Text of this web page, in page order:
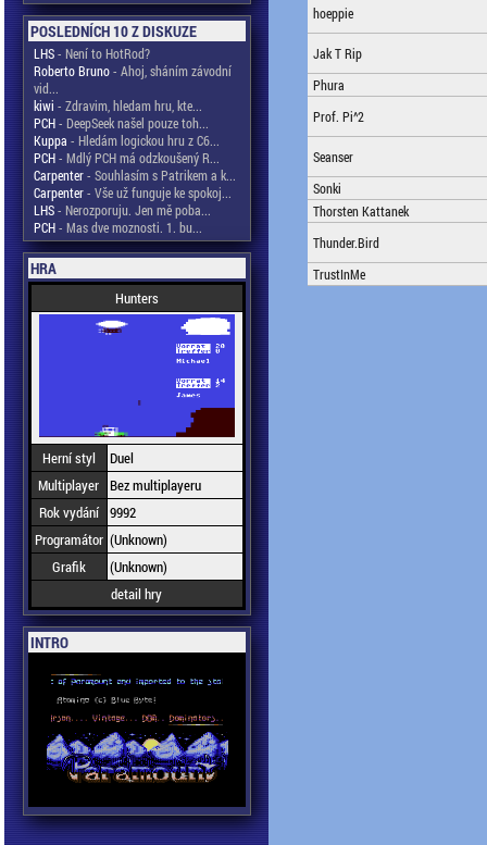
POSLEDNÍCH 10 Z DISKUZE
LHS- Není to HotRod?
Roberto Bruno- Ahoj, sháním závodní
vid...
kiwi - Zdravim, hledam hru, kte...
PCH- DeepSeek našel pouze toh...
Kuppa - Hledám logickou hru z C6...
PCH- Mdlý PCH má odzkoušený R...
Carpenter- Souhlasím s Patrikem a k...
Carpenter- Vše už funguje ke spokoj...
LHS- Nerozporuju. Jen mě poba...
PCH- Mas dve moznosti. 1. bu...
HRA
Hunters
Herní styl
Duel
Multiplayer Bez multiplayeru
Rok vydání 9992
Programátor (Unknown)
Grafik
(Unknown)
detail hry
INTRO
hoeppie
Jak T Rip
Phura
Prof. Pi^2
Seanser
Sonki
Thorsten Kattanek
Thunder.Bird
TrustInMe